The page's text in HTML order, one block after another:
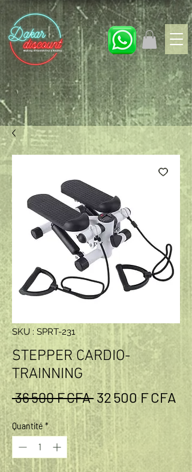
SKU : SPRT-231
STEPPER CARDIO-
TRAINNING
36 500 F CFA Prix original
32 500 F CFA
Quantité *